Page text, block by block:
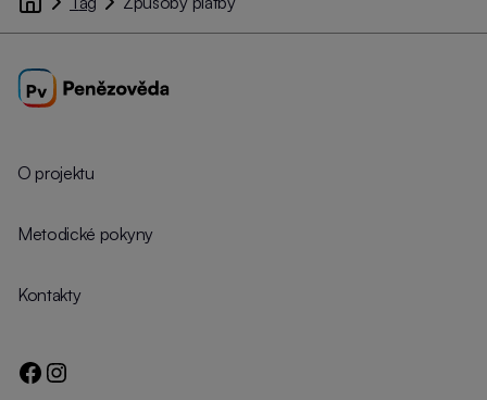
O projektu
Metodické pokyny
Kontakty